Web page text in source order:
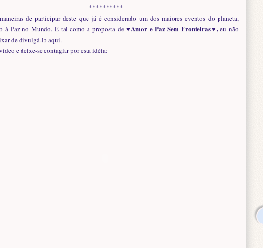
**********
de participar deste que já é considerado um dos maiores eventos do planeta,
à Paz no Mundo. E tal como a proposta de♥Amor e Paz Sem Fronteiras♥,eu não
de divulgá-lo aqui.
e deixe-se contagiar por esta idéia: